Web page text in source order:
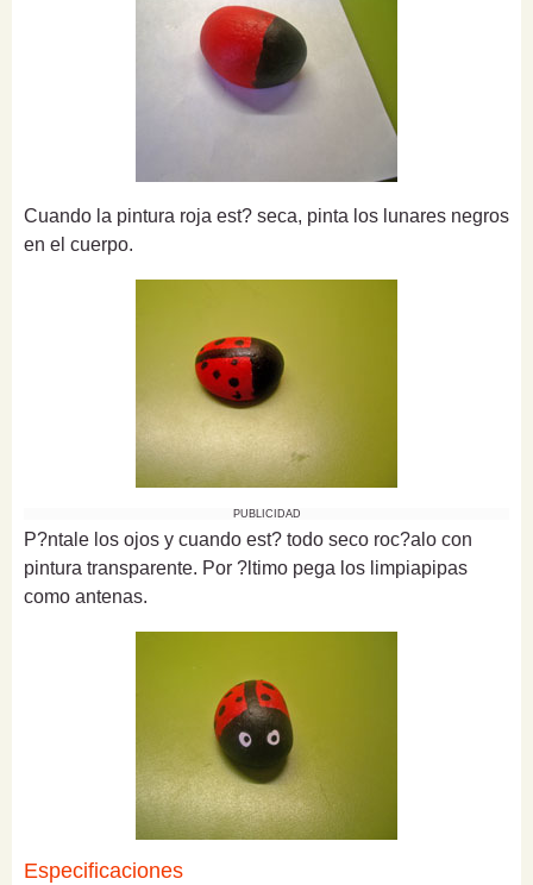
Cuando la pintura roja est? seca, pinta los lunares negros
en el cuerpo.
PUBLICIDAD
P?ntale los ojos y cuando est? todo seco roc?alo con
pintura transparente. Por ?ltimo pega los limpiapipas
como antenas.
Especificaciones